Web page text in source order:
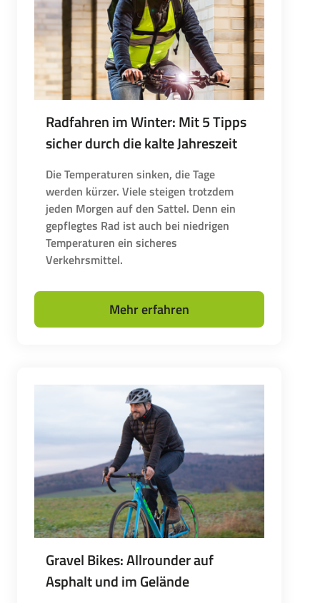
Radfahren im Winter: Mit 5 Tipps
sicher durch die kalte Jahreszeit
Die Temperaturen sinken, die Tage
werden kürzer. Viele steigen trotzdem
jeden Morgen auf den Sattel. Denn ein
gepflegtes Rad ist auch bei niedrigen
Temperaturen ein sicheres
Verkehrsmittel.
Mehr erfahren
Gravel Bikes: Allrounder auf
Asphalt und im Gelände